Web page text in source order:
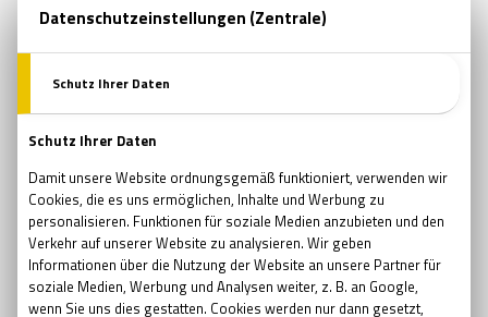
Palmyra Atoll
Paradies
Schatz
Mord unheimlich
Gespenstern
Schauergeschichten
gespenstisches Abenteuer
Albert Einstein
Horrorfilme
horror
Siebziger
Filme Seltsam
Skurril